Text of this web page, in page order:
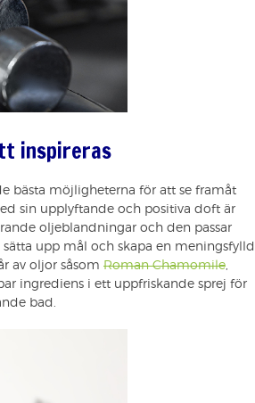
inspireras
bästa möjligheterna för att se framåt
sin upplyftande och positiva doft är
oljeblandningar och den passar
upp mål och skapa en meningsfylld
av oljor såsom Roman Chamomile
ingrediens i ett uppfriskande sprej för
bad.